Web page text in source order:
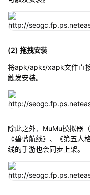
(2) 拖拽安装
将apk/apks/xapk文件直
触发安装。
除此之外，MuMu模拟器
《碧蓝航线》、《第五人
线的手游也会同步上架。